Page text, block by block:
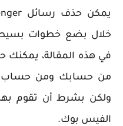
خلال بضع خطوات
في هذه المقالة، يمكنك
من حسابك ومن حساب
ولكن بشرط أن تقوم
الفيس بوك.